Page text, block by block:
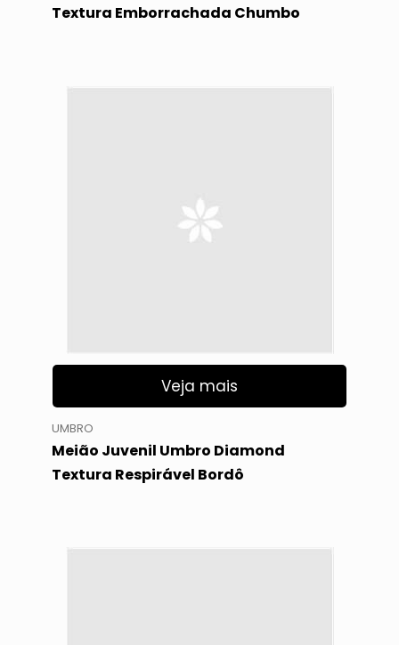
Textura Emborrachada Chumbo
Veja mais
UMBRO
Meião Juvenil Umbro Diamond
Textura Respirável Bordô